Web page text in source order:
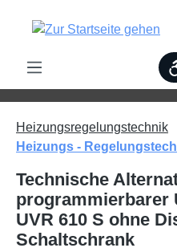
springen
Heizungsregelungstechnik
Heizungs -
Technische
programmierbarer
UVR 610 S ohne
Schaltschrank